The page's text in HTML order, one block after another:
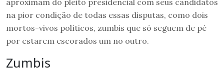
aproximam do pleito presidencial com seus candidatos
na pior condição de todas essas disputas, como dois
mortos-vivos políticos, zumbis que só seguem de pé
por estarem escorados um no outro.
Zumbis